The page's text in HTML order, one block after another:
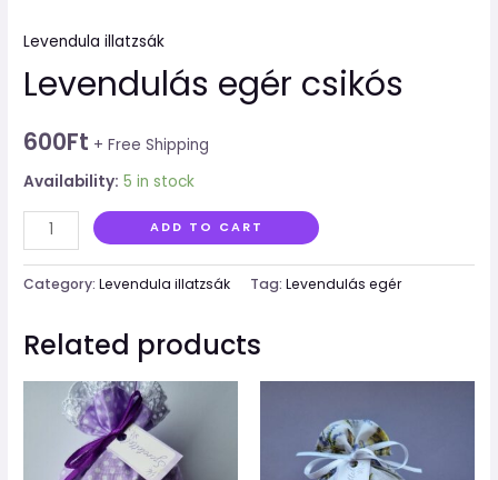
Levendula illatzsák
Levendulás egér csikós
600Ft + Free Shipping
Availability: 5 in stock
ADD TO CART
Category:Levendula illatzsák Tag:Levendulás egér
Related products